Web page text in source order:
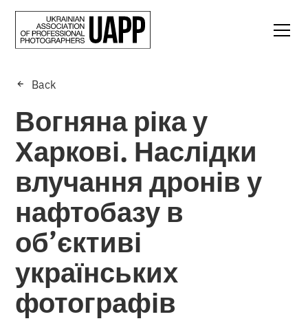
Back
Вогняна ріка у
Харкові. Наслідки
влучання дронів у
нафтобазу в
об’єктиві
українських
фотографів